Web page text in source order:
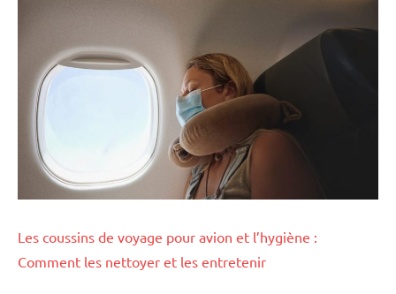
Les coussins de voyage pour avion et l’hygiène :
Comment les nettoyer et les entretenir